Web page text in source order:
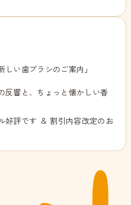
しい歯ブラシのご案内」
反響と、ちょっと懐かしい香
好評です ＆ 割引内容改定のお